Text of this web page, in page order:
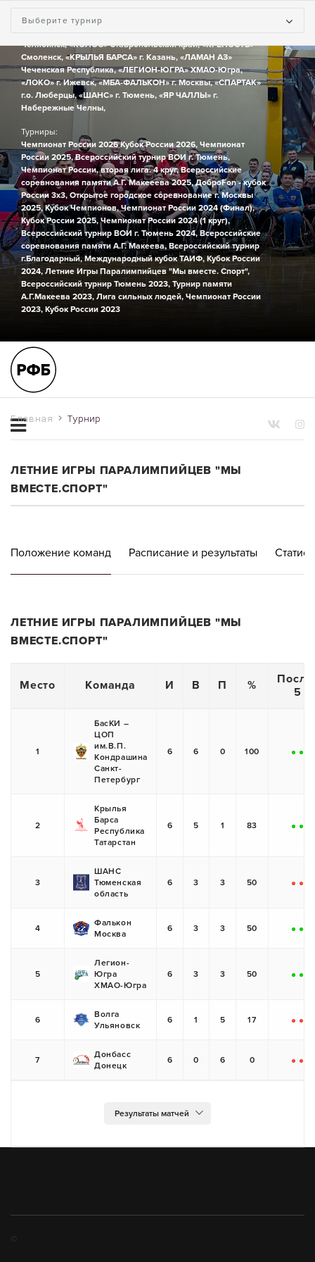
Выберите турнир
«БасКИ» г. Санкт-Петербург,
Челябинск, «КОЛОС» Ставропольский край, «КРЕПОСТЬ»
Смоленск, «КРЫЛЬЯ БАРСА» г. Казань, «ЛАМАН АЗ»
Чеченская Республика, «ЛЕГИОН-ЮГРА» ХМАО-Югра,
«ЛОКО» г. Ижевск, «МБА-ФАЛЬКОН» г. Москвы, «СПАРТАК»
г.о. Люберцы, «ШАНС» г. Тюмень, «ЯР ЧАЛЛЫ» г.
Набережные Челны,
Турниры:
Чемпионат России 2026 Кубок России 2026, Чемпионат
России 2025, Всероссийский турнир ВОИ г. Тюмень,
Чемпионат России, вторая лига. 4 круг, Всероссийские
соревнования памяти А.Г. Макееева 2025, ДоброFon - кубок
России 3х3, Открытое городское соревнование г. Москвы
2025, Кубок Чемпионов, Чемпионат России 2024 (Финал),
Кубок России 2025, Чемпионат России 2024 (1 круг),
Всероссийский турнир ВОИ г. Тюмень 2024, Всероссийские
соревнования памяти А.Г. Макеева, Всероссийский турнир
г.Благодарный, Международный кубок ТАИФ, Кубок России
2024, Летние Игры Паралимпийцев "Мы вместе. Спорт",
Всероссийский турнир Тюмень 2023, Турнир памяти
А.Г.Макеева 2023, Лига сильных людей, Чемпионат России
2023, Кубок России 2023
Главная Турнир
ЛЕТНИЕ ИГРЫ ПАРАЛИМПИЙЦЕВ "МЫ
ВМЕСТЕ.СПОРТ"
Положение команд Расписание и результаты
ЛЕТНИЕ ИГРЫ ПАРАЛИМПИЙЦЕВ "МЫ
ВМЕСТЕ.СПОРТ"
Место Команда И В П %
5
1
БасКИ –
ЦОП
им.В.П.
Кондрашина
Санкт-
Петербург
6 6 0 100
+ +
2
Крылья
Барса
Республика
Татарстан
6 5 1 83
+ +
3
ШАНС
Тюменская
область
6 3 3 50
- -
4
Фалькон
Москва
6 3 3 50
+ +
5
Легион-
Югра
ХМАО-Югра
6 3 3 50
+ +
6
Волга
Ульяновск
6 1 5 17
- -
7
Донбасс
Донецк
6 0 6 0
- -